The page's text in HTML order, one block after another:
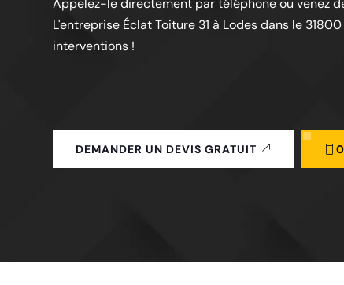
Appelez-le directement par téléphone ou venez
L'entreprise Éclat Toiture 31 à Lodes dans le
interventions !
DEMANDER UN DEVIS GRATUIT